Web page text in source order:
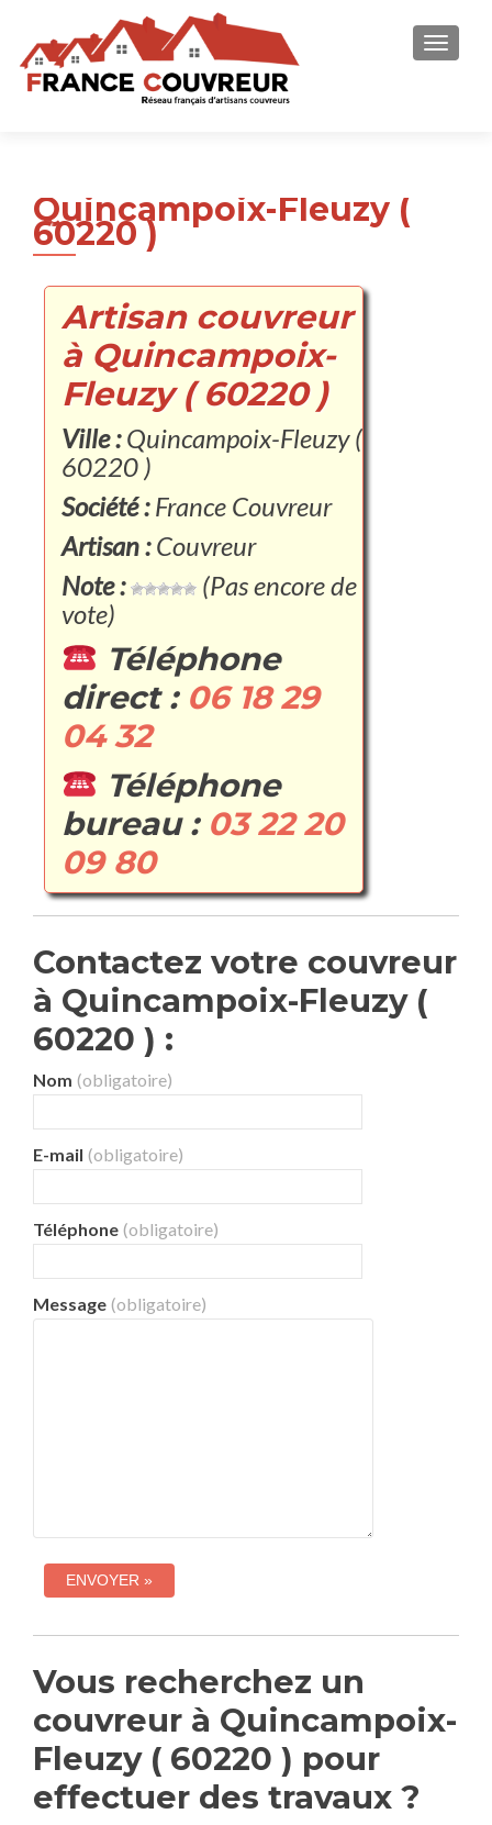
Quincampoix-Fleuzy (
60220 )
Artisan couvreur
à Quincampoix-
Fleuzy ( 60220 )
Ville :Quincampoix-Fleuzy (
60220 )
Société :France Couvreur
Artisan :Couvreur
Note :
(Pas encore de
vote)
Téléphone
direct : 06 18 29
04 32
Téléphone
bureau : 03 22 20
09 80
Contactez votre couvreur
à Quincampoix-Fleuzy (
60220 ) :
Nom (obligatoire)
E-mail (obligatoire)
Téléphone (obligatoire)
Message (obligatoire)
Vous recherchez un
couvreur à Quincampoix-
Fleuzy ( 60220 ) pour
effectuer des travaux ?